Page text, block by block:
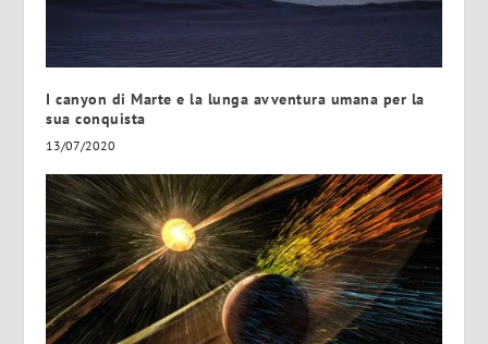
I canyon di Marte e la lunga avventura umana per la
sua conquista
13/07/2020